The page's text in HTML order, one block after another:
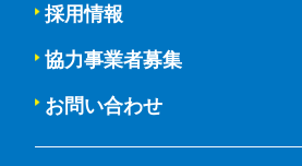
採用情報
協力事業者募集
お問い合わせ